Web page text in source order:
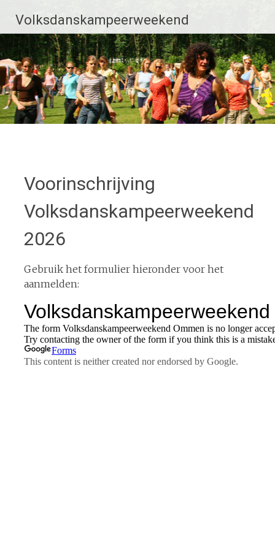
naar
de
inhoud
Volksdanskampeerweekend
Voorinschrijving
Volksdanskampeerweekend
2026
Gebruik het formulier hieronder voor het
aanmelden: